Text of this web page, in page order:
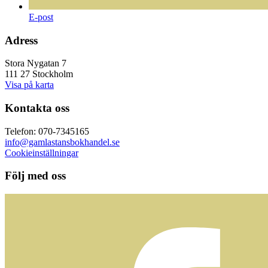
E-post
Adress
Stora Nygatan 7
111 27 Stockholm
Visa på karta
Kontakta oss
Telefon: 070-7345165
info@gamlastansbokhandel.se
Cookieinställningar
Följ med oss